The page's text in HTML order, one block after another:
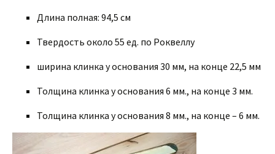
Длина полная: 94,5 см
Твердость около 55 ед. по Роквеллу
ширина клинка у основания 30 мм, на конце 22,5 мм
Толщина клинка у основания 6 мм., на конце 3 мм.
Толщина клинка у основания 8 мм., на конце – 6 мм.